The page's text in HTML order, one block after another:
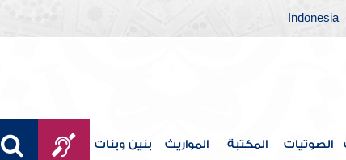
Indonesia
الصوتيات المكتبة المواريث بنين وبنات